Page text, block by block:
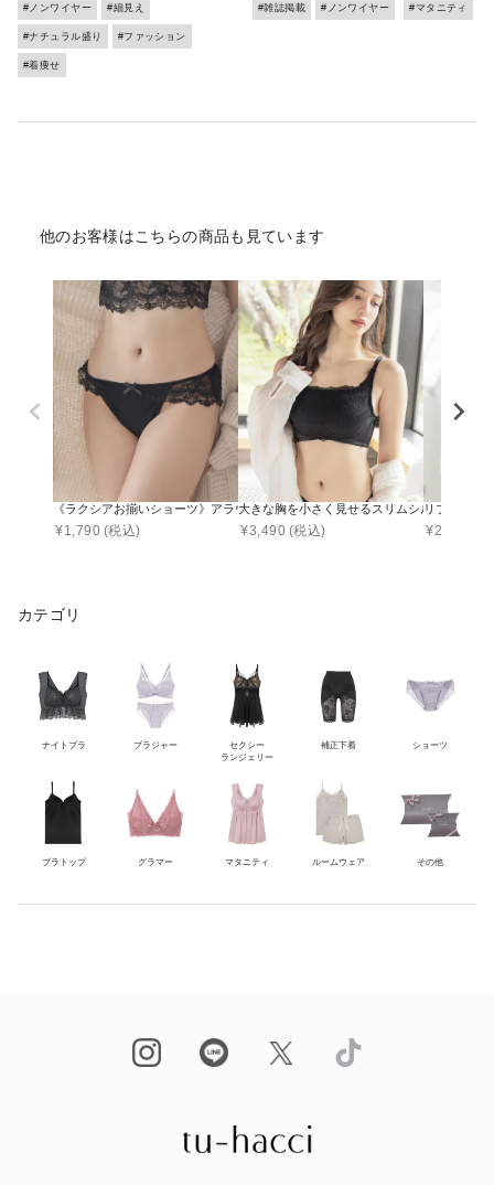
#ノンワイヤー #細見え
#ナチュラル盛り #ファッション
#着痩せ
#雑誌掲載 #ノンワイヤー #マタニティ
他のお客様はこちらの商品も見ています
《ラクシアお揃いショーツ》アラウンドレースショーツ【ショーツ単品】
¥1,790 (税込)
大きな胸を小さく見せるスリムシルエットブ
¥3,490 (税込)
リブブラト
¥2,990
カテゴリ
ナイトブラ ブラジャー
セクシー
ランジェリー
補正下着 ショーツ
ブラトップ グラマー マタニティ ルームウェア その他